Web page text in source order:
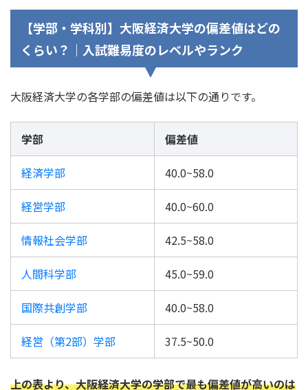
【学部・学科別】大阪経済大学の偏差値はどの
くらい？｜入試難易度のレベルやランク
大阪経済大学の各学部の偏差値は以下の通りです。
学部 偏差値
経済学部 40.0~58.0
経営学部 40.0~60.0
情報社会学部 42.5~58.0
人間科学部 45.0~59.0
国際共創学部 40.0~58.0
経営（第2部）学部 37.5~50.0
上の表より、大阪経済大学の学部で最も偏差値が高いのは